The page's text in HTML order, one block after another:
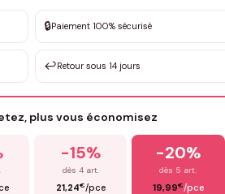
de 3 à 10€ selon la demande
🔒Paiement 100% sécurisé
↩️Retour sous 14 jours
plus vous économisez
-15%
dès 4 art.
21,24€/pce
-20%
dès 5 art.
19,99€/pce